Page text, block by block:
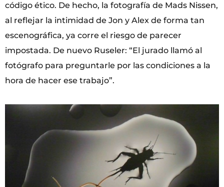
código ético. De hecho, la fotografía de Mads Nissen,
al reflejar la intimidad de Jon y Alex de forma tan
escenográfica, ya corre el riesgo de parecer
impostada. De nuevo Ruseler: “El jurado llamó al
fotógrafo para preguntarle por las condiciones a la
hora de hacer ese trabajo”.